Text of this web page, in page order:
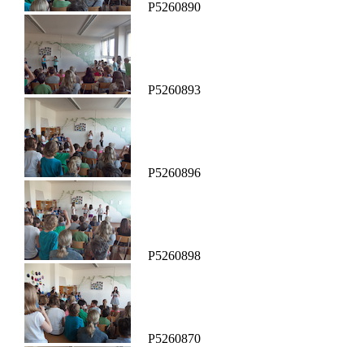
P5260890
P5260893
P5260896
P5260898
P5260870